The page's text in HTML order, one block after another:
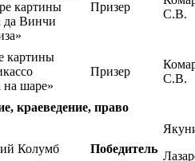
картины
да Винчи
Призер
С.В.
картины
на шаре»
Призер
С.В.
краеведение, право
Колумб Победитель